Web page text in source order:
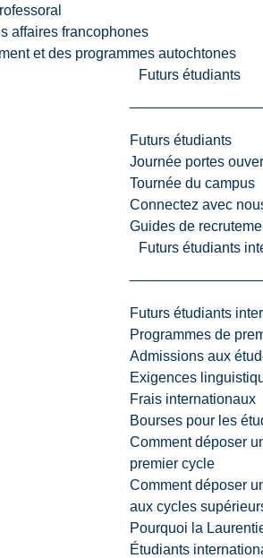
affaires francophones
et des programmes autochtones
Futurs étudiants
Futurs étudiants
Journée portes
Tournée du campus
Connectez avec
Guides de
Futurs étudiants
Futurs étudiants
Programmes de
Admissions aux
Exigences
Frais internationaux
Bourses pour les
Comment déposer
premier cycle
Comment déposer
aux cycles
Pourquoi la
Étudiants